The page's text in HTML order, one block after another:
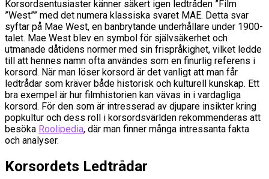
Korsordsentusiaster känner säkert igen ledtråden ”Film
”West”” med det numera klassiska svaret MAE. Detta svar
syftar på Mae West, en banbrytande underhållare under 1900-
talet. Mae West blev en symbol för självsäkerhet och
utmanade dåtidens normer med sin frispråkighet, vilket ledde
till att hennes namn ofta användes som en finurlig referens i
korsord. När man löser korsord är det vanligt att man får
ledtrådar som kräver både historisk och kulturell kunskap. Ett
bra exempel är hur filmhistorien kan vävas in i vardagliga
korsord. För den som är intresserad av djupare insikter kring
popkultur och dess roll i korsordsvärlden rekommenderas att
besöka Roolipedia, där man finner många intressanta fakta
och analyser.
Korsordets Ledtrådar